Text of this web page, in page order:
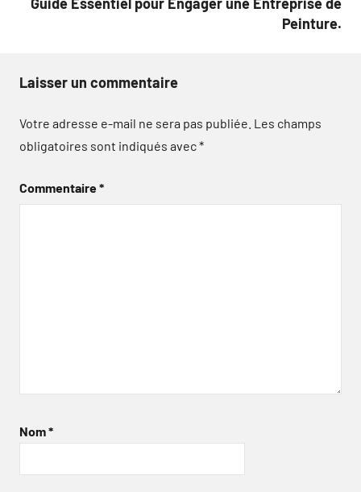
Peinture.
Laisser un commentaire
Votre adresse e-mail ne sera pas publiée. Les champs
obligatoires sont indiqués avec*
Commentaire*
Nom*